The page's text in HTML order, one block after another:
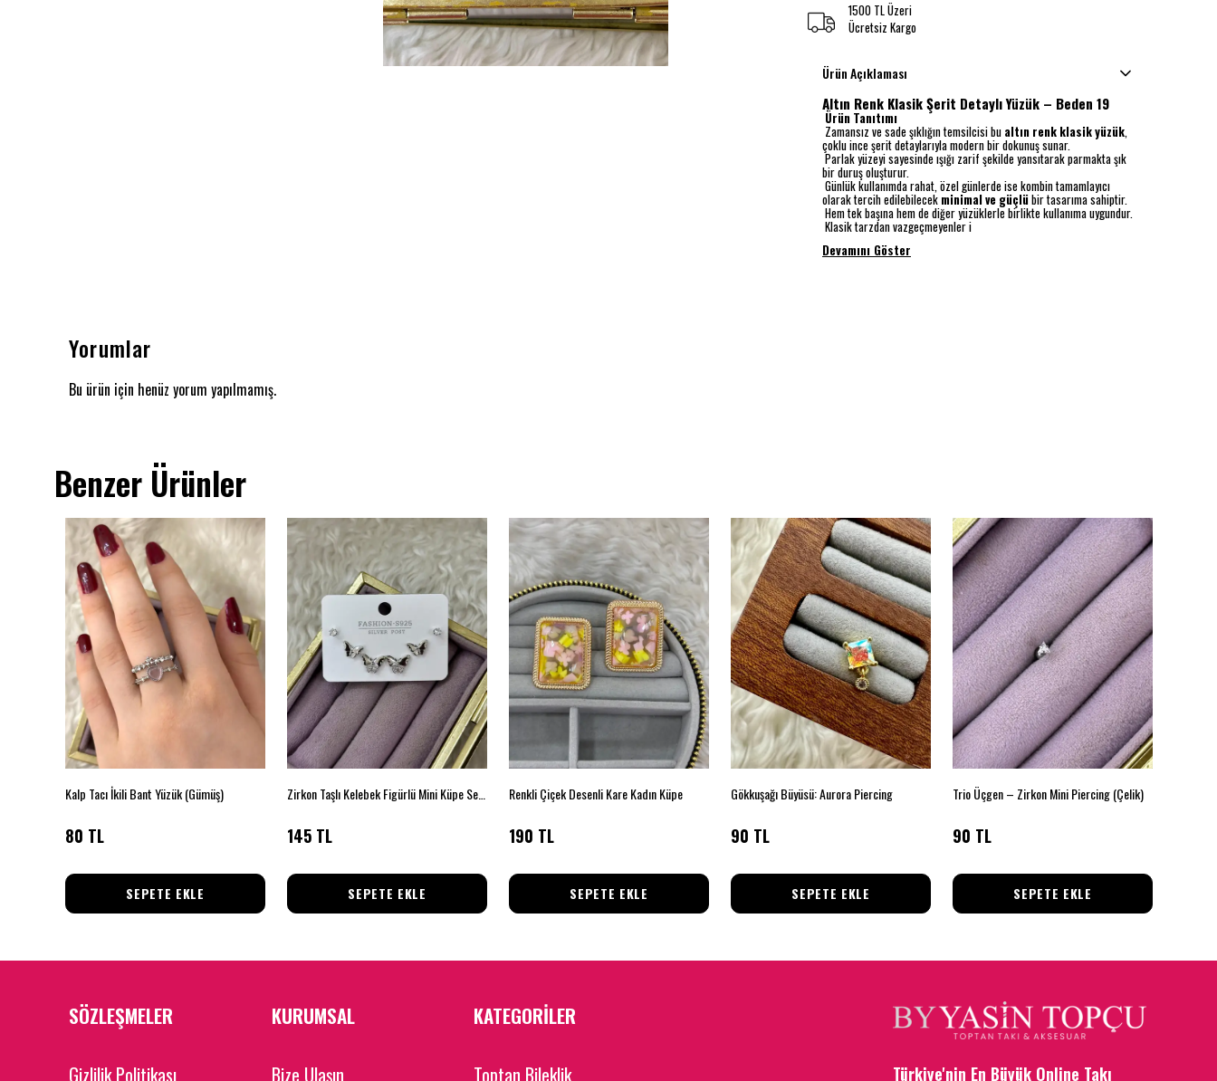
1500 TL Üzeri
Ücretsiz Kargo
Ürün Açıklaması
Altın Renk Klasik Şerit Detaylı Yüzük – Beden 19
Ürün Tanıtımı
Zamansız ve sade şıklığın temsilcisi bu altın renk klasik yüzük,
çoklu ince şerit detaylarıyla modern bir dokunuş sunar.
Parlak yüzeyi sayesinde ışığı zarif şekilde yansıtarak parmakta şık
bir duruş oluşturur.
Günlük kullanımda rahat, özel günlerde ise kombin tamamlayıcı
olarak tercih edilebilecek minimal ve güçlübir tasarıma sahiptir.
Hem tek başına hem de diğer yüzüklerle birlikte kullanıma uygundur.
Klasik tarzdan vazgeçmeyenler i
Devamını Göster
Yorumlar
Bu ürün için henüz yorum yapılmamış.
Benzer Ürünler
Kalp Tacı İkili Bant Yüzük (Gümüş)
80 TL
SEPETE EKLE
145 TL
SEPETE EKLE
Renkli Çiçek Desenli Kare Kadın Küpe
190 TL
SEPETE EKLE
Gökkuşağı Büyüsü: Aurora Piercing
90 TL
SEPETE EKLE
Trio Üçgen – Zirkon Mini Piercing (Çelik)
90 TL
SEPETE EKLE
SÖZLEŞMELER
Gizlilik Politikası
KURUMSAL
Bize Ulaşın
KATEGORİLER
Toptan Bileklik Türkiye'nin En Büyük Online Takı